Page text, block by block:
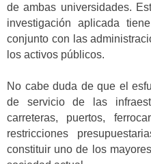
de ambas universidades.
investigación aplicada
conjunto con las
los activos públicos.
No cabe duda de que el
de servicio de las
carreteras, puertos,
restricciones
constituir uno de los